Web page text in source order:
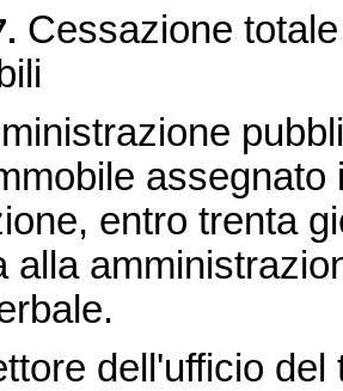
Cessazione
entro trenta
alla
dell'ufficio del